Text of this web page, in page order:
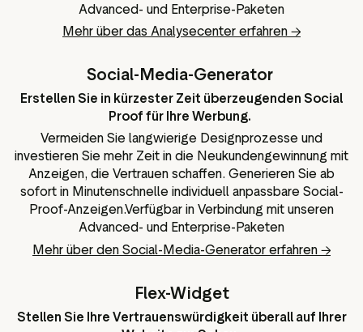
Advanced- und Enterprise-Paketen
Mehr über das Analysecenter erfahren →
Social-Media-Generator
Erstellen Sie in kürzester Zeit überzeugenden Social
Proof für Ihre Werbung.
Vermeiden Sie langwierige Designprozesse und
investieren Sie mehr Zeit in die Neukundengewinnung mit
Anzeigen, die Vertrauen schaffen. Generieren Sie ab
sofort in Minutenschnelle individuell anpassbare Social-
Proof-Anzeigen.Verfügbar in Verbindung mit unseren
Advanced- und Enterprise-Paketen
Mehr über den Social-Media-Generator erfahren →
Flex-Widget
Stellen Sie Ihre Vertrauenswürdigkeit überall auf Ihrer